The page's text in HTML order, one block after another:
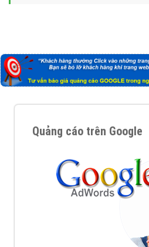
Quảng cáo trên Google